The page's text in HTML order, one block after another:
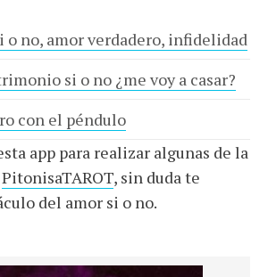
o no, amor verdadero, infidelidad
si o no ¿me voy a casar?
con el péndulo
app para realizar algunas de la
PitonisaTAROT, sin duda te
del amor si o no.